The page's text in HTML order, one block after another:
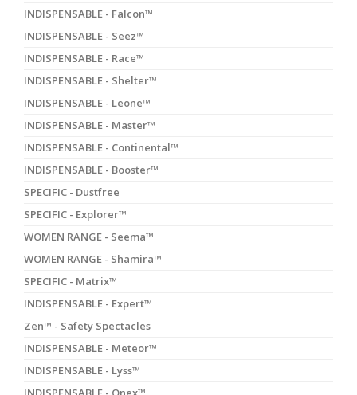
INDISPENSABLE - Falcon™
INDISPENSABLE - Seez™
INDISPENSABLE - Race™
INDISPENSABLE - Shelter™
INDISPENSABLE - Leone™
INDISPENSABLE - Master™
INDISPENSABLE - Continental™
INDISPENSABLE - Booster™
SPECIFIC - Dustfree
SPECIFIC - Explorer™
WOMEN RANGE - Seema™
WOMEN RANGE - Shamira™
SPECIFIC - Matrix™
INDISPENSABLE - Expert™
Zen™ - Safety Spectacles
INDISPENSABLE - Meteor™
INDISPENSABLE - Lyss™